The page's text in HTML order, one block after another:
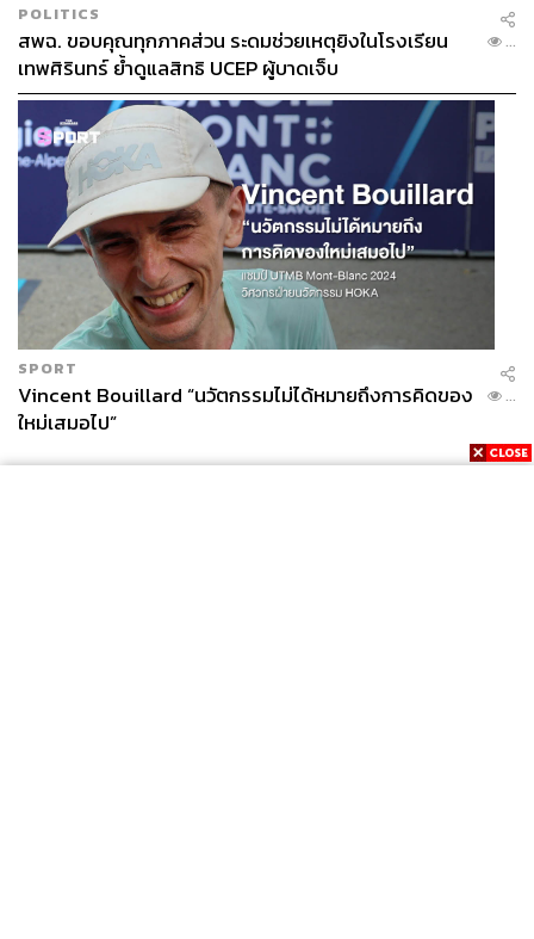
POLITICS
สพฉ. ขอบคุณทุกภาคส่วน ระดมช่วยเหตุยิงในโรงเรียน
เทพศิรินทร์ ย้ำดูแลสิทธิ UCEP ผู้บาดเจ็บ
...
SPORT
Vincent Bouillard “นวัตกรรมไม่ได้หมายถึงการคิดของ
ใหม่เสมอไป”
...